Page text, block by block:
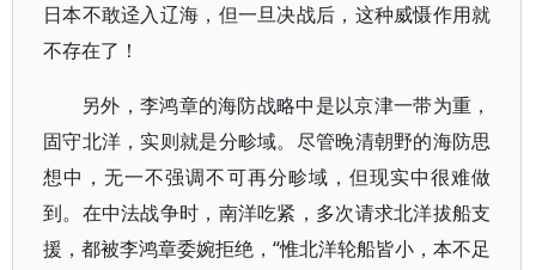
日本不敢迳入辽海，但一旦决战后，这种威慑作用就
不存在了！
另外，李鸿章的海防战略中是以京津一带为重，
固守北洋，实则就是分畛域。尽管晚清朝野的海防思
想中，无一不强调不可再分畛域，但现实中很难做
到。在中法战争时，南洋吃紧，多次请求北洋拔船支
援，都被李鸿章委婉拒绝，“惟北洋轮船皆小，本不足